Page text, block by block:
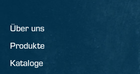
Über uns
Produkte
Kataloge